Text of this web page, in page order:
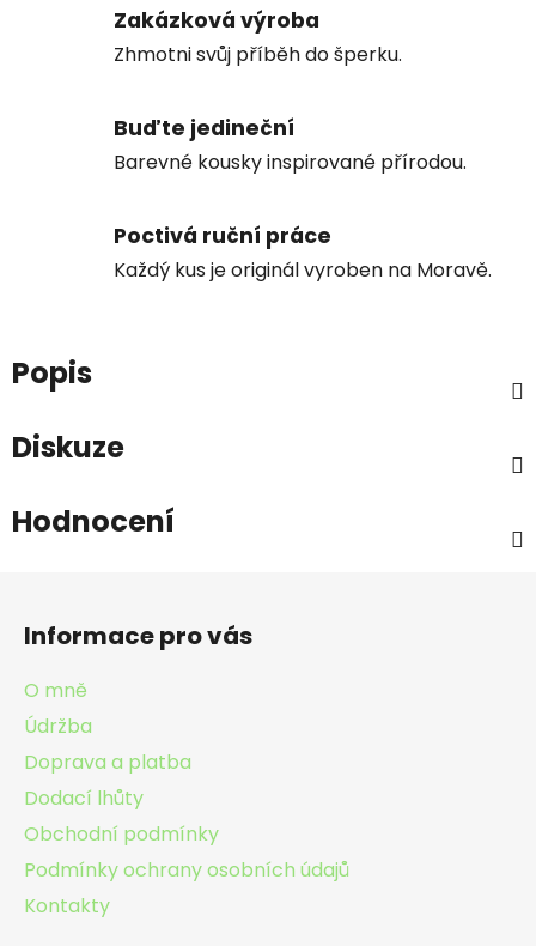
Zakázková výroba
Zhmotni svůj příběh do šperku.
Buďte jedineční
Barevné kousky inspirované přírodou.
Poctivá ruční práce
Každý kus je originál vyroben na Moravě.
Popis
Diskuze
Hodnocení
Informace pro vás
O mně
Údržba
Doprava a platba
Dodací lhůty
Obchodní podmínky
Podmínky ochrany osobních údajů
Kontakty